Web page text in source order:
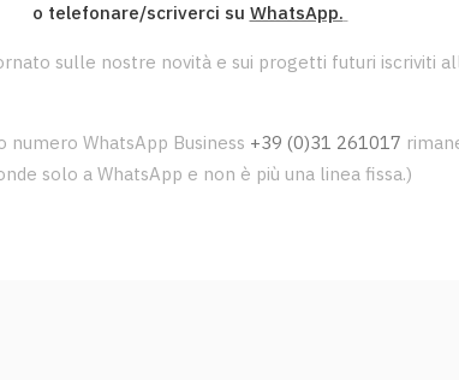
o telefonare/scriverci su WhatsApp.
sulle nostre novità e sui progetti futuri iscriviti
numero WhatsApp Business +39 (0)31 261017
solo a WhatsApp e non è più una linea fissa.)